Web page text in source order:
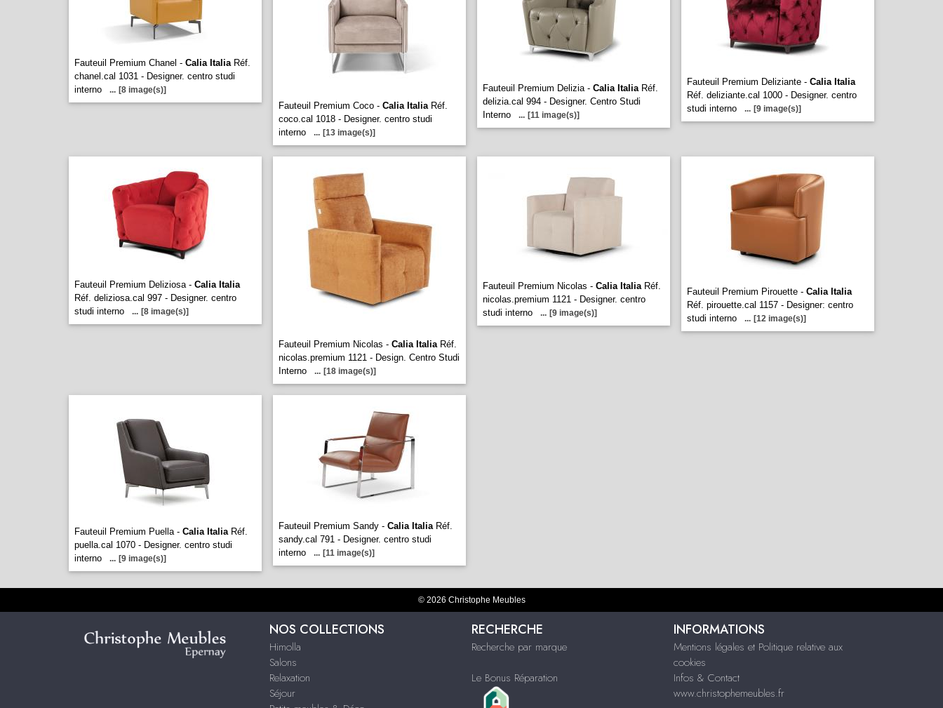
Fauteuil Premium Chanel - Calia ItaliaRéf.
chanel.cal 1031 - Designer. centro studi
interno
... [8 image(s)]
Fauteuil Premium Coco - Calia ItaliaRéf.
coco.cal 1018 - Designer. centro studi
interno
... [13 image(s)]
Fauteuil Premium Delizia - Calia ItaliaRéf.
delizia.cal 994 - Designer. Centro Studi
Interno
... [11 image(s)]
Fauteuil Premium Deliziante - Calia Italia
Réf. deliziante.cal 1000 - Designer. centro
studi interno
... [9 image(s)]
Fauteuil Premium Deliziosa - Calia Italia
Réf. deliziosa.cal 997 - Designer. centro
studi interno
... [8 image(s)]
Fauteuil Premium Nicolas - Calia ItaliaRéf.
nicolas.premium 1121 - Design. Centro Studi
Interno
... [18 image(s)]
Fauteuil Premium Nicolas - Calia ItaliaRéf.
nicolas.premium 1121 - Designer. centro
studi interno
... [9 image(s)]
Fauteuil Premium Pirouette - Calia Italia
Réf. pirouette.cal 1157 - Designer: centro
studi interno
... [12 image(s)]
Fauteuil Premium Puella - Calia ItaliaRéf.
puella.cal 1070 - Designer. centro studi
interno
... [9 image(s)]
Fauteuil Premium Sandy - Calia ItaliaRéf.
sandy.cal 791 - Designer. centro studi
interno
... [11 image(s)]
© 2026 Christophe Meubles
NOS COLLECTIONS
Himolla
Salons
Relaxation
Séjour
RECHERCHE
Recherche par marque
Le Bonus Réparation
INFORMATIONS
Mentions légales et Politique relative aux
cookies
Infos & Contact
www.christophemeubles.fr